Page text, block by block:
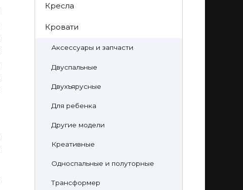
Кресла
Кровати
Аксессуары и запчасти
Двуспальные
Двухъярусные
Для ребенка
Другие модели
Креативные
Односпальные и полуторные
Трансформер